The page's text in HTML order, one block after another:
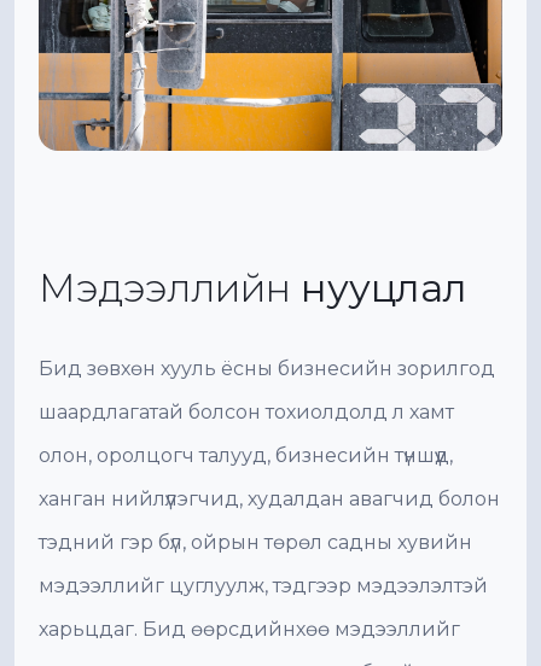
Мэдээллийн нууцлал
Бид зөвхөн хууль ёсны бизнесийн зорилгод
шаардлагатай болсон тохиолдолд л хамт
олон, оролцогч талууд, бизнесийн түншүүд,
ханган нийлүүлэгчид, худалдан авагчид болон
тэдний гэр бүл, ойрын төрөл садны хувийн
мэдээллийг цуглуулж, тэдгээр мэдээлэлтэй
харьцдаг. Бид өөрсдийнхөө мэдээллийг